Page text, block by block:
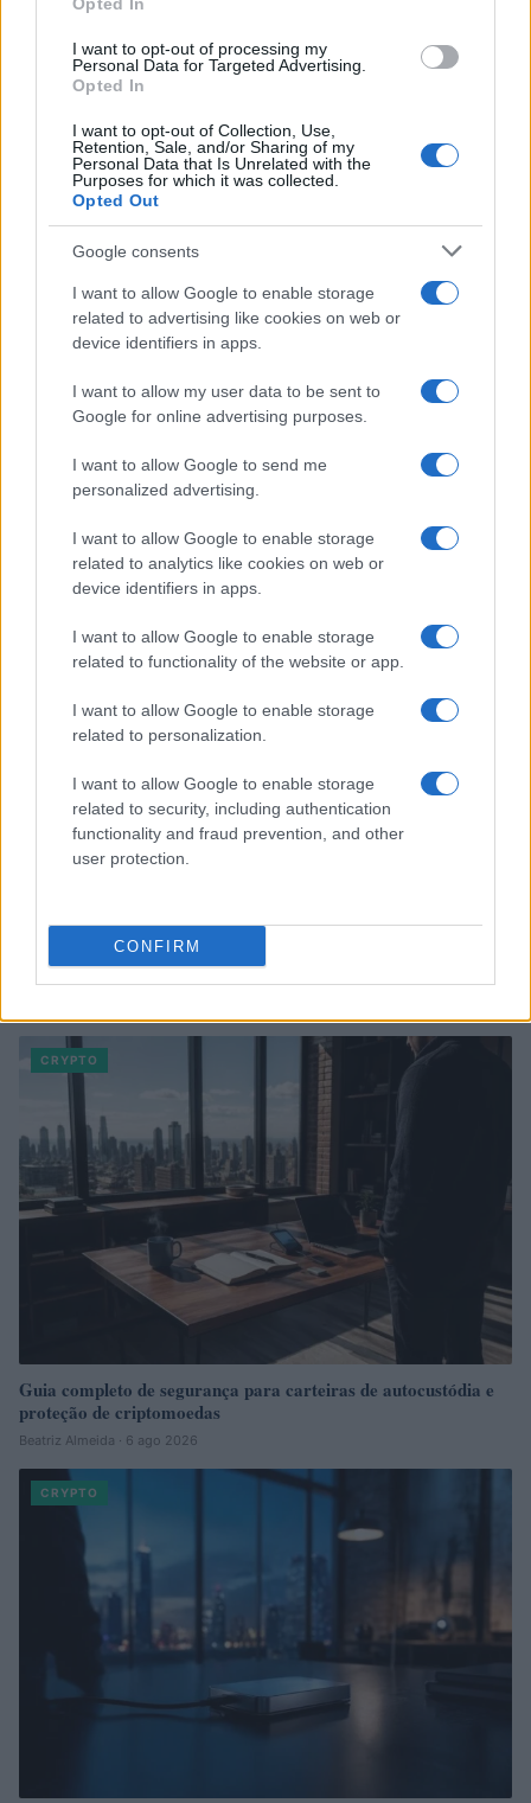
I want to opt-out of processing my
Personal Data for Targeted Advertising.
Opted In
I want to opt-out of Collection, Use,
Retention, Sale, and/or Sharing of my
Personal Data that Is Unrelated with the
Purposes for which it was collected.
Opted Out
Google consents
I want to allow Google to enable storage
related to advertising like cookies on web or
device identifiers in apps.
I want to allow my user data to be sent to
Google for online advertising purposes.
I want to allow Google to send me
personalized advertising.
I want to allow Google to enable storage
related to analytics like cookies on web or
device identifiers in apps.
I want to allow Google to enable storage
related to functionality of the website or app.
I want to allow Google to enable storage
related to personalization.
I want to allow Google to enable storage
related to security, including authentication
functionality and fraud prevention, and other
user protection.
CONFIRM
fundamentos e o progresso do ZeroSwap é uma tarefa
essencial antes de decidir investir qualquer quantia de
fundos a longo prazo com o objetivo de mantê-los por
meses ou anos. Ao analisar o preço do ZeroSwap para
formar uma previsão de preço para o curto ou longo prazo,
é essencial levar em consideração a análise técnica e
fundamental.
Giorgia Stromeo
CRYPTO
Guia completo de segurança para carteiras de autocustódia e
proteção de criptomoedas
Beatriz Almeida · 6 ago 2026
CRYPTO